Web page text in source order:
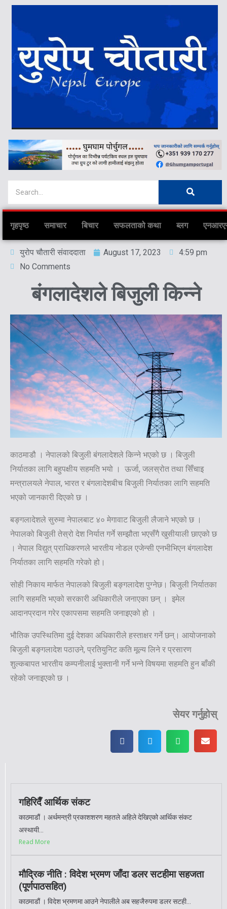
गृहपृष्ठ समाचार बिचार सफलताको कथा ब्लग
युरोप चौतारी संवाददाता August 17, 2023
4:59 pm
No Comments
बंगलादेशले बिजुली किन्ने
काठमाडौ । नेपालको बिजुली बंगलादेशले किन्ने भएको छ । बिजुली
निर्यातका लागि बहुपक्षीय सहमति भयो । ऊर्जा, जलस्रोत तथा सिँचाइ
मन्त्रालयले नेपाल, भारत र बंगलादेशबीच बिजुली निर्यातका लागि सहमति
भएको जानकारी दिएको छ ।
बङ्गलादेशले सुरुमा नेपालबाट ४० मेगावाट बिजुली लैजाने भएको छ ।
नेपालको बिजुली तेस्रो देश निर्यात गर्ने सम्झौता भएसँगै खुसीयाली छाएको छ
। नेपाल विद्युत् प्राधिकरणले भारतीय नोडल एजेन्सी एनभीभिएन बंगलादेश
निर्यातका लागि सहमति गरेको हो।
सोही निकाय मार्फत नेपालको बिजुली बङ्गलादेश पुग्नेछ। बिजुली निर्यातका
लागि सहमति भएको सरकारी अधिकारीले जनाएका छन् । इमेल
आदानप्रदान गरेर एकापसमा सहमति जनाइएको हो ।
भौतिक उपस्थितिमा दुई देशका अधिकारीले हस्ताक्षर गर्ने छन्। आयोजनाको
बिजुली बङ्गलादेश पठाउने, प्रतियुनिट कति मूल्य लिने र प्रसारण
शुल्कबापत भारतीय कम्पनीलाई भुक्तानी गर्ने भन्ने विषयमा सहमति हुन बाँकी
रहेको जनाइएको छ ।
सेयर गर्नुहोस्
गहिरिदैँ आर्थिक संकट
काठमाडौं । अर्थमन्त्री प्रकाशशरण महतले अहिले देखिएको आर्थिक संकट
अस्थायी...
Read More
मौद्रिक नीति : विदेश भ्रमण जाँदा डलर सटहीमा सहजता
(पूर्णपाठसहित)
काठमाडौं । विदेश भ्रमणमा आउने नेपालीले अब सहजैरुपमा डलर सटही...